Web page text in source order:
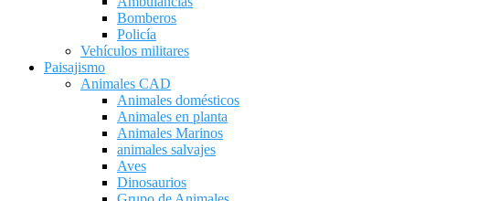
Bomberos
Policía
Vehículos militares
Paisajismo
Animales CAD
Animales domésticos
Animales en planta
Animales Marinos
animales salvajes
Aves
Dinosaurios